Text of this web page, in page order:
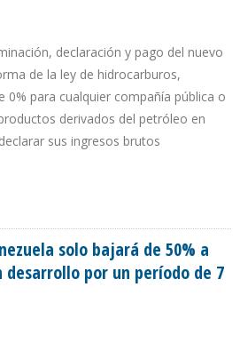
declaración y pago del nuevo
de la ley de hidrocarburos,
0% para cualquier compañía pública o
derivados del petróleo en
sus ingresos brutos
solo bajará de 50% a
desarrollo por un período de 7